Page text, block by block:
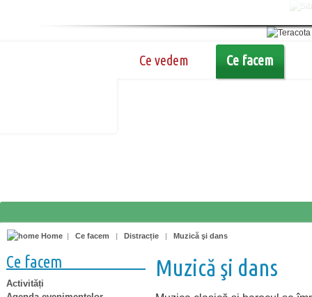
Ce vedem Ce facem
Home | Ce facem | Distracție | Muzică şi dans
Ce facem
Activități
Muzică şi dans